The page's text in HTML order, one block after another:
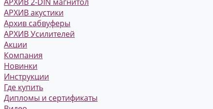
АРХИВ акустики
Архив сабвуферы
АРХИВ Усилителей
Акции
Компания
Новинки
Инструкции
Где купить
Дипломы и сертификаты